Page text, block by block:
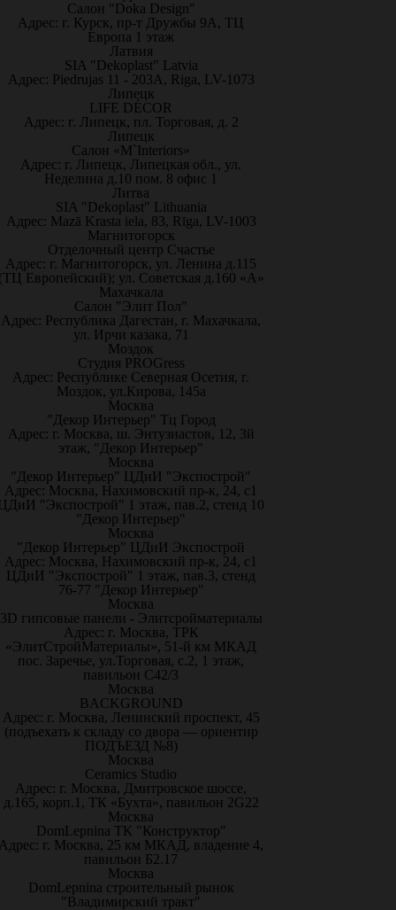
Салон "Doka Design"
Адрес: г. Курск, пр-т Дружбы 9А, ТЦ
Европа 1 этаж
Латвия
SIA "Dekoplast" Latvia
Адрес: Piedrujas 11 - 203A, Riga, LV-1073
Липецк
LIFE DÉCOR
Адрес: г. Липецк, пл. Торговая, д. 2
Липецк
Салон «M`Interiors»
Адрес: г. Липецк, Липецкая обл., ул.
Неделина д.10 пом. 8 офис 1
Литва
SIA "Dekoplast" Lithuania
Адрес: Mazā Krasta iela, 83, Rīga, LV-1003
Магнитогорск
Отделочный центр Счастье
Адрес: г. Магнитогорск, ул. Ленина д.115
Европейский); ул. Советская д.160 «А»
Махачкала
Салон "Элит Пол"
Адрес: Республика Дагестан, г. Махачкала,
ул. Ирчи казака, 71
Моздок
Студия PROGress
Адрес: Республике Северная Осетия, г.
Моздок, ул.Кирова, 145а
Москва
"Декор Интерьер" Тц Город
Адрес: г. Москва, ш. Энтузиастов, 12, 3й
этаж, "Декор Интерьер"
Москва
"Декор Интерьер" ЦДиИ "Экспострой"
Адрес: Москва, Нахимовский пр-к, 24, с1
"Экспострой" 1 этаж, пав.2, стенд 10
"Декор Интерьер"
Москва
"Декор Интерьер" ЦДиИ Экспострой
Адрес: Москва, Нахимовский пр-к, 24, с1
ЦДиИ "Экспострой" 1 этаж, пав.3, стенд
76-77 "Декор Интерьер"
Москва
3D гипсовые панели - Элитсройматериалы
Адрес: г. Москва, ТРК
«ЭлитСтройМатериалы», 51-й км МКАД
пос. Заречье, ул.Торговая, с.2, 1 этаж,
павильон С42/3
Москва
BACKGROUND
Адрес: г. Москва, Ленинский проспект, 45
(подъехать к складу со двора — ориентир
ПОДЪЕЗД №8)
Москва
Ceramics Studio
Адрес: г. Москва, Дмитровское шоссе,
д.165, корп.1, ТК «Бухта», павильон 2G22
Москва
DomLepnina ТК "Конструктор"
г. Москва, 25 км МКАД, владение 4,
павильон Б2.17
Москва
DomLepnina строительный рынок
"Владимирский тракт"